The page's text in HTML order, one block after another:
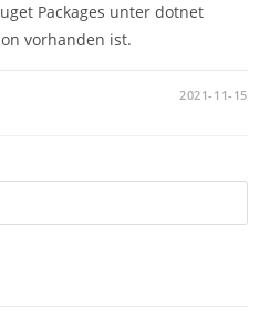
Packages unter dotnet
vorhanden ist.
2021-11-15